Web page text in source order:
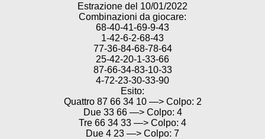
Estrazione del 10/01/2022
Combinazioni da giocare:
68-40-41-69-9-43
1-42-6-2-68-43
77-36-84-68-78-64
25-42-20-1-33-66
87-66-34-83-10-33
4-72-23-30-33-90
Esito:
Quattro 87 66 34 10 —> Colpo: 2
Due 33 66 —> Colpo: 4
Tre 66 34 33 —> Colpo: 4
Due 4 23 —> Colpo: 7